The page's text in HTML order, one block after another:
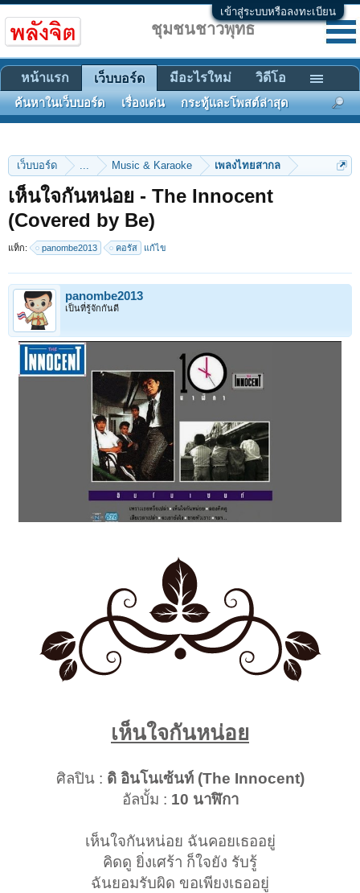
เข้าสู่ระบบหรือลงทะเบียน
เว็บบอร์ด ... Music & Karaoke เพลงไทยสากล
เห็นใจกันหน่อย - The Innocent
(Covered by Be)
แท็ก: panombe2013 คอรัส แก้ไข
panombe2013
เป็นที่รู้จักกันดี
เห็นใจกันหน่อย
ศิลปิน : ดิ อินโนเซ้นท์ (The Innocent)
อัลบั้ม : 10 นาฬิกา
เห็นใจกันหน่อย ฉันคอยเธออยู่
คิดดู ยิ่งเศร้า ก็ใจยัง รับรู้
ฉันยอมรับผิด ขอเพียงเธออยู่
ชุมชนชาวพุทธ
หน้าแรก เว็บบอร์ด
ค้นหาในเว็บบอร์ด เรื่องเด่น กระทู้และโพสต์ล่าสุด
มีอะไรใหม่ วิดีโอ